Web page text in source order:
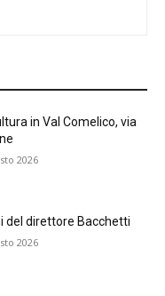
in Val Comelico, via
2026
del direttore Bacchetti
2026